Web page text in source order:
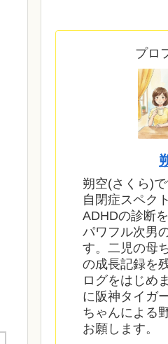
プロ
朔空(さくら)で
自閉症スペク
ADHDの診断
パワフル次男
す。二児の母
の成長記録を
ログをはじめ
に阪神タイガ
ちゃんによる
お願します。